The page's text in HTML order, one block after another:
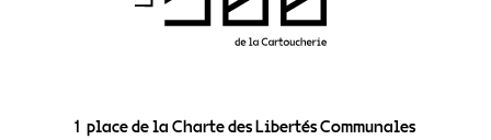
1 place de la Charte des Libertés Communales